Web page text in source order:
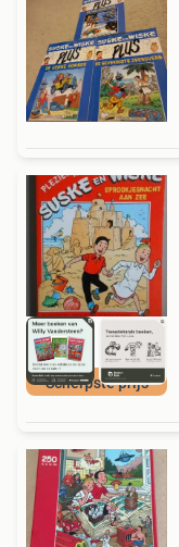
Scherpste prijs